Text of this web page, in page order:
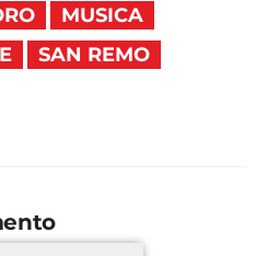
MUSICA
SAN REMO